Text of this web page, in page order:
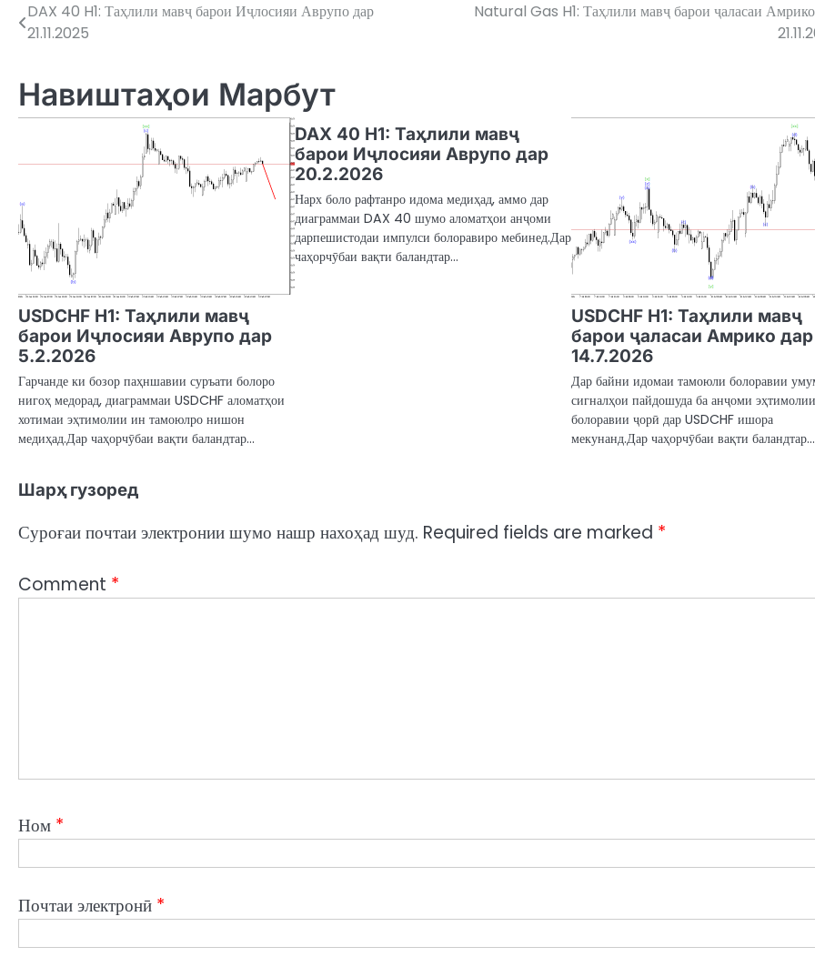
Post
DAX 40 H1: Таҳлили мавҷ барои Иҷлосияи Аврупо дар
21.11.2025
Natural Gas H1: Таҳлили мавҷ барои ҷаласаи
Навиштаҳои Марбут
USDCHF H1: Таҳлили мавҷ
барои Иҷлосияи Аврупо дар
5.2.2026
Гарчанде ки бозор паҳншавии суръати болоро
нигоҳ медорад, диаграммаи USDCHF аломатҳои
хотимаи эҳтимолии ин тамоюлро нишон
медиҳад.Дар чаҳорчӯбаи вақти баландтар…
DAX 40 H1: Таҳлили мавҷ
барои Иҷлосияи Аврупо дар
20.2.2026
Нарх боло рафтанро идома медиҳад, аммо дар
диаграммаи DAX 40 шумо аломатҳои анҷоми
дарпешистодаи импулси болоравиро мебинед.Дар
чаҳорчӯбаи вақти баландтар…
USDCHF H1: Таҳлили мавҷ
барои ҷаласаи Амрико дар
14.7.2026
Дар байни идомаи тамоюли болоравии
сигналҳои пайдошуда ба анҷоми эҳтимолии
болоравии ҷорӣ дар USDCHF ишора
мекунанд.Дар чаҳорчӯбаи вақти баландтар…
Шарҳ гузоред
Суроғаи почтаи электронии шумо нашр нахоҳад шуд. Required fields are marked *
Comment *
Ном *
Почтаи электронӣ *